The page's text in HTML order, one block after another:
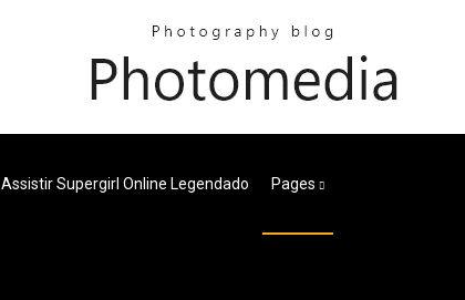
Assistir Supergirl Online Legendado Pages